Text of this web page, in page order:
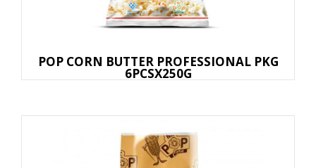
POP CORN BUTTER PROFESSIONAL PKG
6PCSX250G